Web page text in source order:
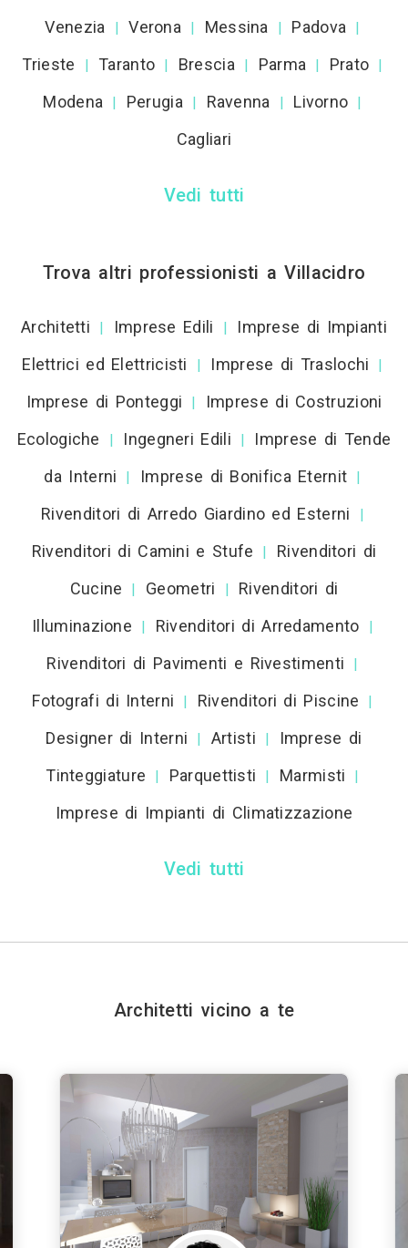
Venezia | Verona | Messina | Padova |
Trieste | Taranto | Brescia | Parma | Prato |
Modena | Perugia | Ravenna | Livorno |
Cagliari
Vedi tutti
Trova altri professionisti a Villacidro
Architetti | Imprese Edili |
Imprese di Impianti
Elettrici ed Elettricisti
| Imprese di Traslochi |
Imprese di Ponteggi |
Imprese di Costruzioni
Ecologiche
| Ingegneri Edili |
Imprese di Tende
da Interni
| Imprese di Bonifica Eternit |
Rivenditori di Arredo Giardino ed Esterni |
Rivenditori di Camini e Stufe |
Rivenditori di
Cucine
| Geometri |
Rivenditori di
Illuminazione
| Rivenditori di Arredamento |
Rivenditori di Pavimenti e Rivestimenti |
Fotografi di Interni | Rivenditori di Piscine |
Designer di Interni | Artisti |
Imprese di
Tinteggiature
| Parquettisti | Marmisti |
Imprese di Impianti di Climatizzazione
Vedi tutti
Architetti vicino a te